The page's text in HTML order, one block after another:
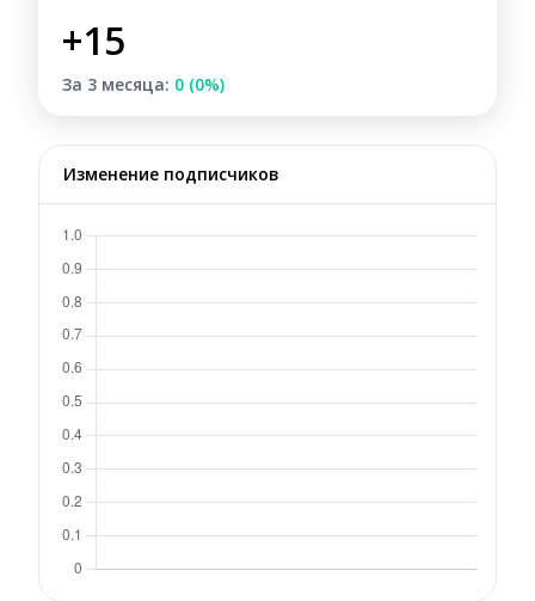
+15
За 3 месяца: 0 (0%)
Изменение подписчиков